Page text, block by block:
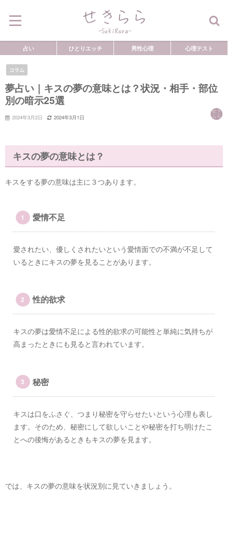
占い ひとりエッチ 男性心理 心理テスト
コラム
夢占い｜キスの夢の意味とは？状況・相手・部位
別の暗示25選
2024年3月2日 2024年3月1日
キスの夢の意味とは？
キスをする夢の意味は主に３つあります。
愛情不足
愛されたい、優しくされたいという愛情面での不満が不足して
いるときにキスの夢を見ることがあります。
性的欲求
キスの夢は愛情不足による性的欲求の可能性と単純に気持ちが
高まったときにも見ると言われています。
秘密
キスは口をふさぐ、つまり秘密を守らせたいという心理も表し
ます。そのため、秘密にして欲しいことや秘密を打ち明けたこ
とへの後悔があるときもキスの夢を見ます。
では、キスの夢の意味を状況別に見ていきましょう。